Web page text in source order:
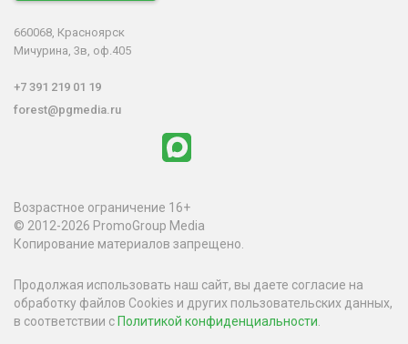
660068, Красноярск
Мичурина, 3в, оф.405
+7 391 219 01 19
forest@pgmedia.ru
Возрастное ограничение 16+
© 2012-2026 PromoGroup Media
Копирование материалов запрещено.
Продолжая использовать наш сайт, вы даете согласие на
обработку файлов Cookies и других пользовательских данных,
в соответствии сПолитикой конфиденциальности